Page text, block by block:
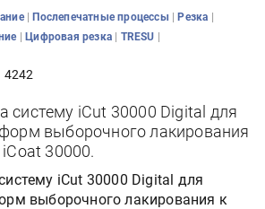
|Послепечатные процессы |Резка |
|Цифровая резка | TRESU |
4242
систему iCut 30000 Digital для
выборочного лакирования
iCoat 30000.
iCut 30000 Digital для
выборочного лакирования к